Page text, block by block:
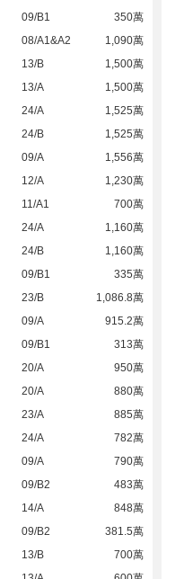
09/B1
350萬
08/A1&A2
1,090萬
13/B
1,500萬
13/A
1,500萬
24/A
1,525萬
24/B
1,525萬
09/A
1,556萬
12/A
1,230萬
11/A1
700萬
24/A
1,160萬
24/B
1,160萬
09/B1
335萬
23/B
1,086.8萬
09/A
915.2萬
09/B1
313萬
20/A
950萬
20/A
880萬
23/A
885萬
24/A
782萬
09/A
790萬
09/B2
483萬
14/A
848萬
09/B2
381.5萬
13/B
700萬